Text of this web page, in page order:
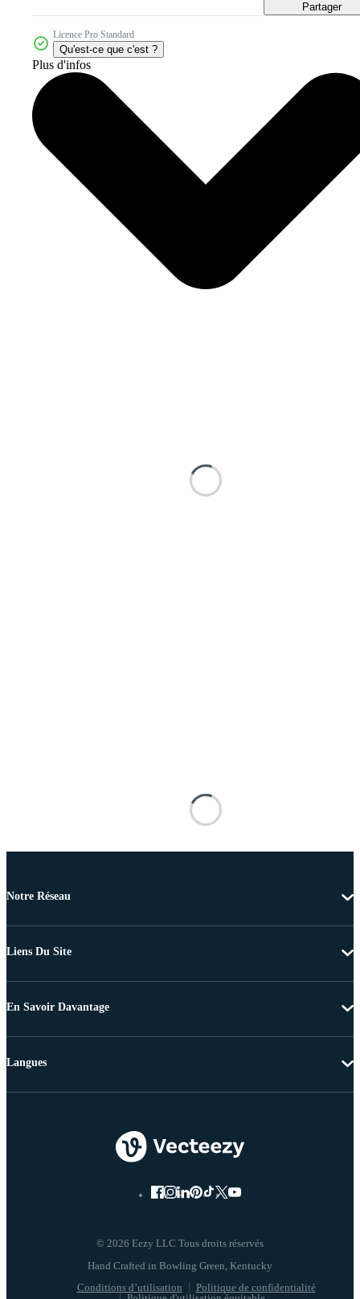
Partager
Licence Pro Standard
Qu'est-ce que c'est ?
Plus d'infos
Notre Réseau
Liens Du Site
En Savoir Davantage
© 2026 Eezy LLC Tous droits réservés
Conditions d’utilisation
Politique de confidentialité
Langues